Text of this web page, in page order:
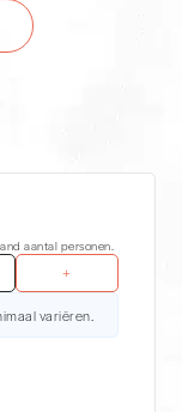
mooi krokant
met een krokant
van de piri piri
amandelen
rijker wordt,
Het klinkt
aantal personen.
+
variëren.